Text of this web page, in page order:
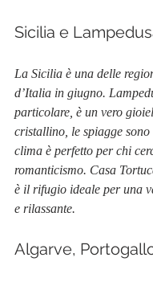
Sicilia e
La Sicilia è una delle
d’Italia in giugno.
particolare, è un vero
cristallino, le spiagge
clima è perfetto per chi
romanticismo. Casa
è il rifugio ideale per una
e rilassante.
Algarve,